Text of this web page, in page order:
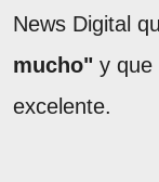
News Digital
mucho" y que
excelente.